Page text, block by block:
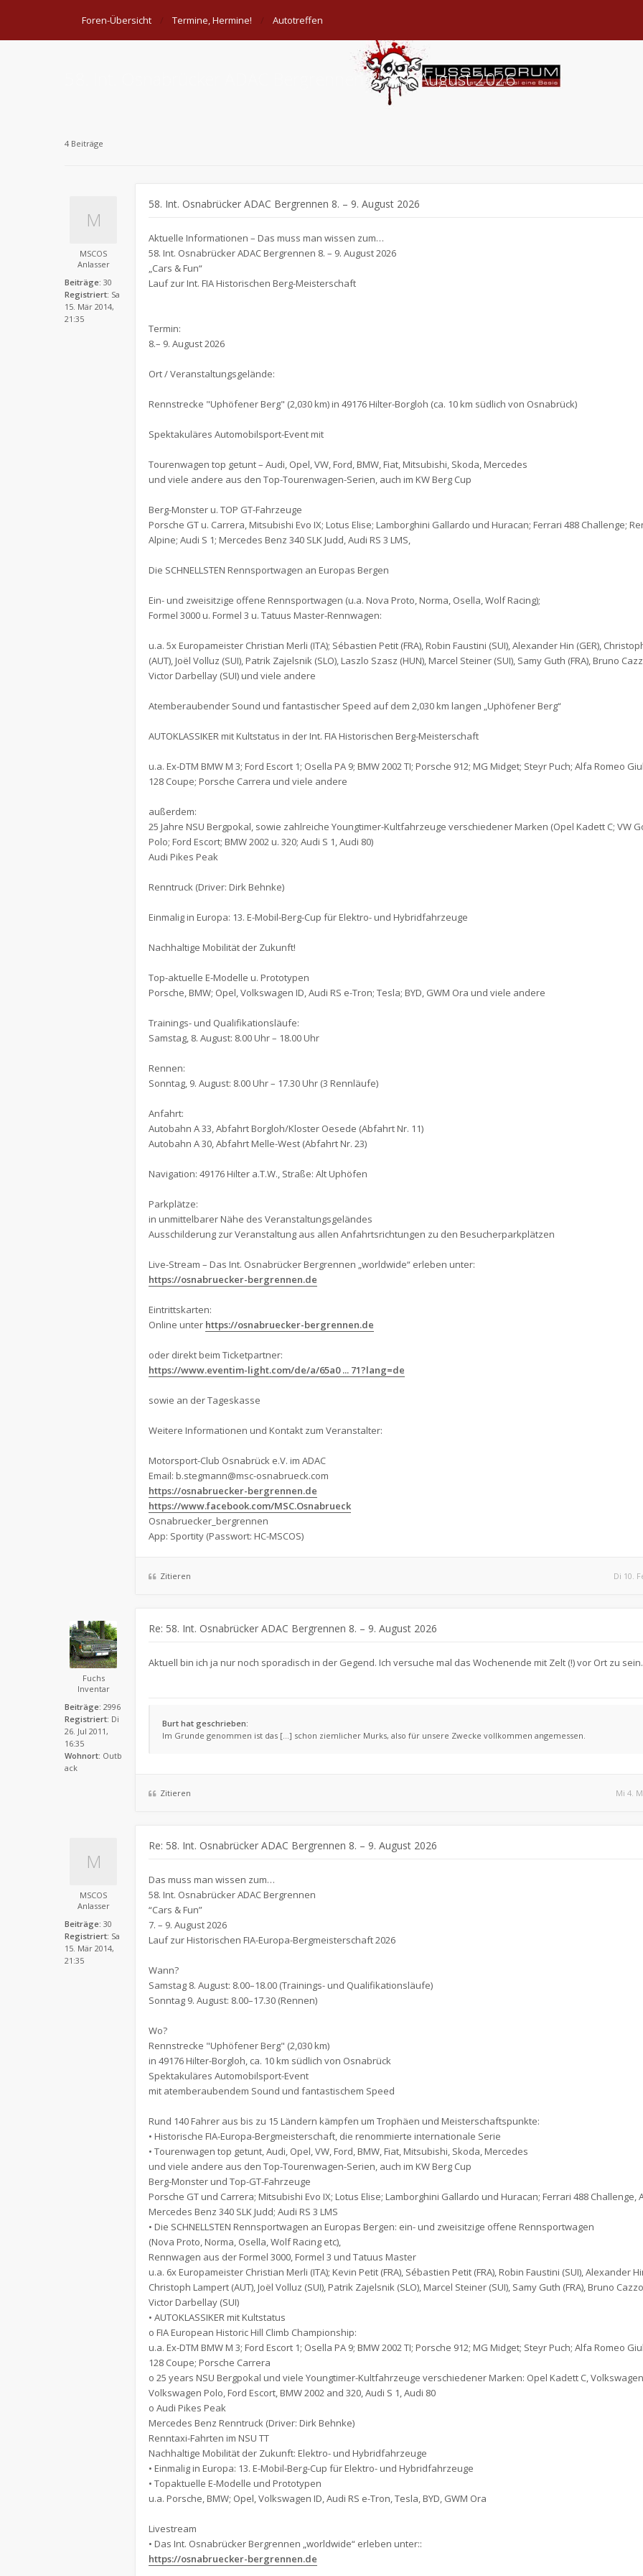
Foren-Übersicht Termine, Hermine! Autotreffen
58. Int. Osnabrücker ADAC Bergrennen 8. – 9. August 2026
4 Beiträge
MSCOS
Anlasser
Beiträge: 30
Registriert: Sa
15. Mär 2014,
21:35
58. Int. Osnabrücker ADAC Bergrennen 8. – 9. August 2026
Aktuelle Informationen – Das muss man wissen zum…
58. Int. Osnabrücker ADAC Bergrennen 8. – 9. August 2026
„Cars & Fun“
Lauf zur Int. FIA Historischen Berg-Meisterschaft
Termin:
8.– 9. August 2026
Ort / Veranstaltungsgelände:
Rennstrecke "Uphöfener Berg" (2,030 km) in 49176 Hilter-Borgloh (ca. 10 km südlich von Osnabrück)
Spektakuläres Automobilsport-Event mit
Tourenwagen top getunt – Audi, Opel, VW, Ford, BMW, Fiat, Mitsubishi, Skoda, Mercedes
und viele andere aus den Top-Tourenwagen-Serien, auch im KW Berg Cup
Berg-Monster u. TOP GT-Fahrzeuge
Porsche GT u. Carrera, Mitsubishi Evo IX; Lotus Elise; Lamborghini Gallardo und Huracan; Ferrari 488 Challenge;
Alpine; Audi S 1; Mercedes Benz 340 SLK Judd, Audi RS 3 LMS,
Die SCHNELLSTEN Rennsportwagen an Europas Bergen
Ein- und zweisitzige offene Rennsportwagen (u.a. Nova Proto, Norma, Osella, Wolf Racing);
Formel 3000 u. Formel 3 u. Tatuus Master-Rennwagen:
u.a. 5x Europameister Christian Merli (ITA); Sébastien Petit (FRA), Robin Faustini (SUI), Alexander Hin (GER),
(AUT), Joël Volluz (SUI), Patrik Zajelsnik (SLO), Laszlo Szasz (HUN), Marcel Steiner (SUI), Samy Guth (FRA), Bruno
Victor Darbellay (SUI) und viele andere
Atemberaubender Sound und fantastischer Speed auf dem 2,030 km langen „Uphöfener Berg“
AUTOKLASSIKER mit Kultstatus in der Int. FIA Historischen Berg-Meisterschaft
u.a. Ex-DTM BMW M 3; Ford Escort 1; Osella PA 9; BMW 2002 TI; Porsche 912; MG Midget; Steyr Puch; Alfa Romeo
128 Coupe; Porsche Carrera und viele andere
außerdem:
25 Jahre NSU Bergpokal, sowie zahlreiche Youngtimer-Kultfahrzeuge verschiedener Marken (Opel Kadett C; VW
Polo; Ford Escort; BMW 2002 u. 320; Audi S 1, Audi 80)
Audi Pikes Peak
Renntruck (Driver: Dirk Behnke)
Einmalig in Europa: 13. E-Mobil-Berg-Cup für Elektro- und Hybridfahrzeuge
Nachhaltige Mobilität der Zukunft!
Top-aktuelle E-Modelle u. Prototypen
Porsche, BMW; Opel, Volkswagen ID, Audi RS e-Tron; Tesla; BYD, GWM Ora und viele andere
Trainings- und Qualifikationsläufe:
Samstag, 8. August: 8.00 Uhr – 18.00 Uhr
Rennen:
Sonntag, 9. August: 8.00 Uhr – 17.30 Uhr (3 Rennläufe)
Anfahrt:
Autobahn A 33, Abfahrt Borgloh/Kloster Oesede (Abfahrt Nr. 11)
Autobahn A 30, Abfahrt Melle-West (Abfahrt Nr. 23)
Navigation: 49176 Hilter a.T.W., Straße: Alt Uphöfen
Parkplätze:
in unmittelbarer Nähe des Veranstaltungsgeländes
Ausschilderung zur Veranstaltung aus allen Anfahrtsrichtungen zu den Besucherparkplätzen
Live-Stream – Das Int. Osnabrücker Bergrennen „worldwide“ erleben unter:
https://osnabruecker-bergrennen.de
Eintrittskarten:
Online unter https://osnabruecker-bergrennen.de
oder direkt beim Ticketpartner:
https://www.eventim-light.com/de/a/65a0 ... 71?lang=de
sowie an der Tageskasse
Weitere Informationen und Kontakt zum Veranstalter:
Motorsport-Club Osnabrück e.V. im ADAC
Email: b.stegmann@msc-osnabrueck.com
https://osnabruecker-bergrennen.de
https://www.facebook.com/MSC.Osnabrueck
Osnabruecker_bergrennen
App: Sportity (Passwort: HC-MSCOS)
Zitieren Di 10.
Fuchs
Inventar
Beiträge: 2996
Registriert: Di
26. Jul 2011,
16:35
Wohnort: Outb
ack
Re: 58. Int. Osnabrücker ADAC Bergrennen 8. – 9. August 2026
Aktuell bin ich ja nur noch sporadisch in der Gegend. Ich versuche mal das Wochenende mit Zelt (!) vor Ort zu
Burt hat geschrieben:
Im Grunde genommen ist das [...] schon ziemlicher Murks, also für unsere Zwecke vollkommen angemessen.
Zitieren Mi 4.
MSCOS
Anlasser
Beiträge: 30
Registriert: Sa
15. Mär 2014,
21:35
Re: 58. Int. Osnabrücker ADAC Bergrennen 8. – 9. August 2026
Das muss man wissen zum…
58. Int. Osnabrücker ADAC Bergrennen
“Cars & Fun”
7. – 9. August 2026
Lauf zur Historischen FIA-Europa-Bergmeisterschaft 2026
Wann?
Samstag 8. August: 8.00–18.00 (Trainings- und Qualifikationsläufe)
Sonntag 9. August: 8.00–17.30 (Rennen)
Wo?
Rennstrecke "Uphöfener Berg" (2,030 km)
in 49176 Hilter-Borgloh, ca. 10 km südlich von Osnabrück
Spektakuläres Automobilsport-Event
mit atemberaubendem Sound und fantastischem Speed
Rund 140 Fahrer aus bis zu 15 Ländern kämpfen um Trophäen und Meisterschaftspunkte:
• Historische FIA-Europa-Bergmeisterschaft, die renommierte internationale Serie
• Tourenwagen top getunt, Audi, Opel, VW, Ford, BMW, Fiat, Mitsubishi, Skoda, Mercedes
und viele andere aus den Top-Tourenwagen-Serien, auch im KW Berg Cup
Berg-Monster und Top-GT-Fahrzeuge
Porsche GT und Carrera; Mitsubishi Evo IX; Lotus Elise; Lamborghini Gallardo und Huracan; Ferrari 488 Challenge,
Mercedes Benz 340 SLK Judd; Audi RS 3 LMS
• Die SCHNELLSTEN Rennsportwagen an Europas Bergen: ein- und zweisitzige offene Rennsportwagen
(Nova Proto, Norma, Osella, Wolf Racing etc),
Rennwagen aus der Formel 3000, Formel 3 und Tatuus Master
u.a. 6x Europameister Christian Merli (ITA); Kevin Petit (FRA), Sébastien Petit (FRA), Robin Faustini (SUI), Alexander
Christoph Lampert (AUT), Joël Volluz (SUI), Patrik Zajelsnik (SLO), Marcel Steiner (SUI), Samy Guth (FRA), Bruno
Victor Darbellay (SUI)
• AUTOKLASSIKER mit Kultstatus
o FIA European Historic Hill Climb Championship:
u.a. Ex-DTM BMW M 3; Ford Escort 1; Osella PA 9; BMW 2002 TI; Porsche 912; MG Midget; Steyr Puch; Alfa Romeo
128 Coupe; Porsche Carrera
o 25 years NSU Bergpokal und viele Youngtimer-Kultfahrzeuge verschiedener Marken: Opel Kadett C,
Volkswagen Polo, Ford Escort, BMW 2002 and 320, Audi S 1, Audi 80
o Audi Pikes Peak
Mercedes Benz Renntruck (Driver: Dirk Behnke)
Renntaxi-Fahrten im NSU TT
Nachhaltige Mobilität der Zukunft: Elektro- und Hybridfahrzeuge
• Einmalig in Europa: 13. E-Mobil-Berg-Cup für Elektro- und Hybridfahrzeuge
• Topaktuelle E-Modelle und Prototypen
u.a. Porsche, BMW; Opel, Volkswagen ID, Audi RS e-Tron, Tesla, BYD, GWM Ora
Livestream
• Das Int. Osnabrücker Bergrennen „worldwide“ erleben unter::
https://osnabruecker-bergrennen.de